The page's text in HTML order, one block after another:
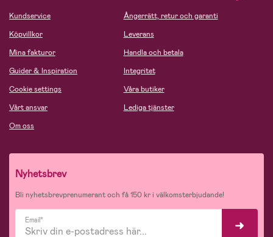
Kundservice
Köpvillkor
Mina fakturor
Guider & Inspiration
Cookie settings
Vårt ansvar
Om oss
Ångerrätt, retur och garanti
Leverans
Handla och betala
Integritet
Våra butiker
Lediga tjänster
Nyhetsbrev
Bli nyhetsbrevprenumerant och få 150 kr i välkomsterbjudande!
Email*